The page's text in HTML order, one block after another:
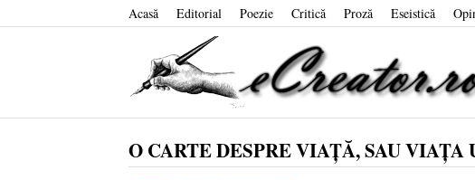
Acasă Editorial Poezie Critică Proză Eseistică
O CARTE DESPRE VIAȚĂ, SAU VIAȚA